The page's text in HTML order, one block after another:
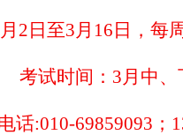
2日至3月16日，每
考试时间： 3月中、
话:010-69859093；